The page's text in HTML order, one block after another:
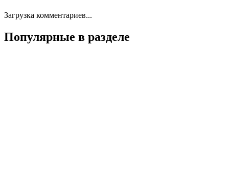
Загрузка комментариев...
Популярные в разделе